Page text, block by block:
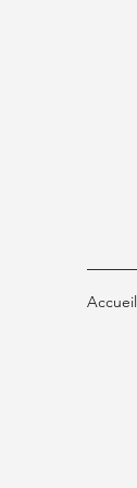
Accueil